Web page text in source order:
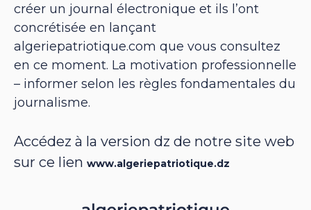
créer un journal électronique et ils l’ont
concrétisée en lançant
algeriepatriotique.com que vous consultez
en ce moment. La motivation professionnelle
– informer selon les règles fondamentales du
journalisme.
Accédez à la version dz de notre site web
sur ce lien www.algeriepatriotique.dz